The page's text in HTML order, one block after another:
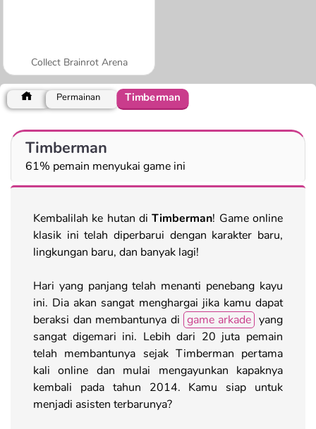
Collect Brainrot Arena
Permainan Timberman
Timberman
61% pemain menyukai game ini
Kembalilah ke hutan di Timberman! Game online
klasik ini telah diperbarui dengan karakter baru,
lingkungan baru, dan banyak lagi!
Hari yang panjang telah menanti penebang kayu
ini. Dia akan sangat menghargai jika kamu dapat
beraksi dan membantunya di game arkade yang
sangat digemari ini. Lebih dari 20 juta pemain
telah membantunya sejak Timberman pertama
kali online dan mulai mengayunkan kapaknya
kembali pada tahun 2014. Kamu siap untuk
menjadi asisten terbarunya?